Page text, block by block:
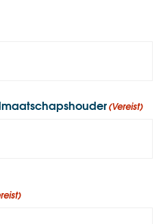
(Vereist)